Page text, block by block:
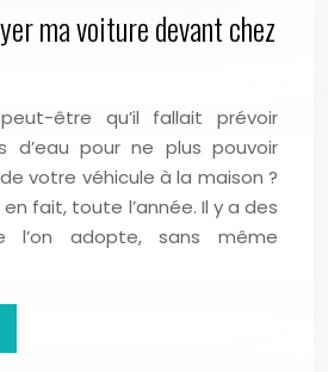
ma voiture devant chez
être qu’il fallait prévoir
d’eau pour ne plus pouvoir
votre véhicule à la maison ?
fait, toute l’année. Il y a des
l’on adopte, sans même